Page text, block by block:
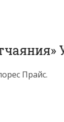
Прайс.